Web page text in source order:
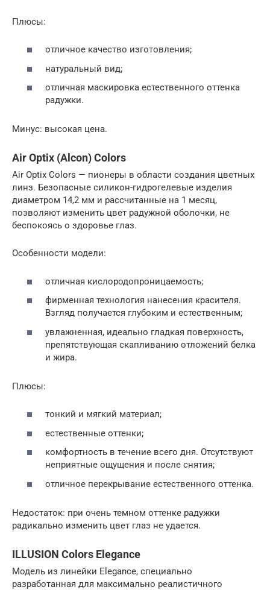
Плюсы:
отличное качество изготовления;
натуральный вид;
отличная маскировка естественного оттенка
радужки.
Минус: высокая цена.
Air Optix (Alcon) Colors
Air Optix Colors — пионеры в области создания цветных
линз. Безопасные силикон-гидрогелевые изделия
диаметром 14,2 мм и рассчитанные на 1 месяц,
позволяют изменить цвет радужной оболочки, не
беспокоясь о здоровье глаз.
Особенности модели:
отличная кислородопроницаемость;
фирменная технология нанесения красителя.
Взгляд получается глубоким и естественным;
увлажненная, идеально гладкая поверхность,
препятствующая скапливанию отложений белка
и жира.
Плюсы:
тонкий и мягкий материал;
естественные оттенки;
комфортность в течение всего дня. Отсутствуют
неприятные ощущения и после снятия;
отличное перекрывание естественного оттенка.
Недостаток: при очень темном оттенке радужки
радикально изменить цвет глаз не удается.
ILLUSION Colors Elegance
Модель из линейки Elegance, специально
разработанная для максимально реалистичного